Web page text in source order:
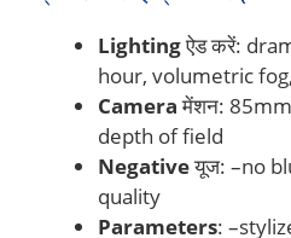
Lightingऐड करें:
hour, volumetric
Cameraमेंशन:
depth of field
Negativeयूज: –no
quality
Parameters: